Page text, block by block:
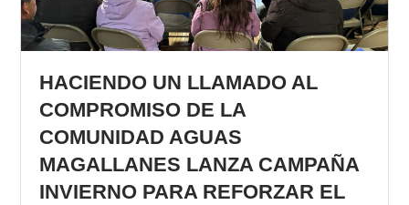
HACIENDO UN LLAMADO AL
COMPROMISO DE LA
COMUNIDAD AGUAS
MAGALLANES LANZA CAMPAÑA
INVIERNO PARA REFORZAR EL